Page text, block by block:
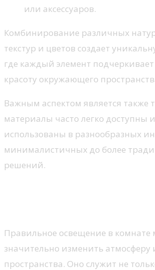
или аксессуаров.
Комбинирование различных
текстур и цветов создает
где каждый элемент подчеркивает
красоту окружающего
Важным аспектом является также
материалы часто легко доступны
использованы в разнообразных
минималистичных до более
решений.
Правильное освещение в комнате
значительно изменить атмосферу
пространства. Оно служит не